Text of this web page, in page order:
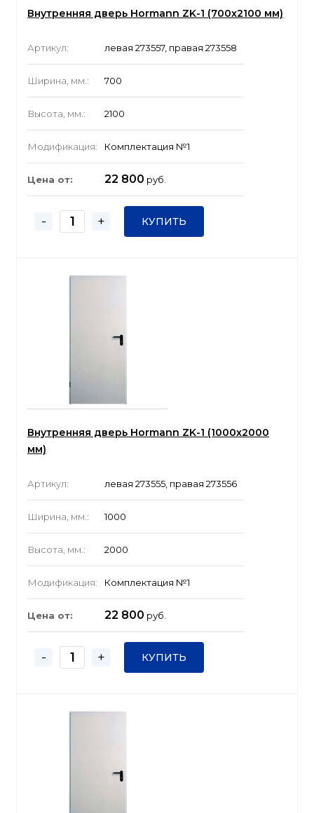
Внутренняя дверь Hormann ZK-1 (700x2100 мм)
Артикул: левая 273557, правая 273558
Ширина, мм.: 700
Высота, мм.: 2100
Модификация: Комплектация №1
Цена от: 22 800 руб.
- + КУПИТЬ
Внутренняя дверь Hormann ZK-1 (1000x2000
мм)
Артикул: левая 273555, правая 273556
Ширина, мм.: 1000
Высота, мм.: 2000
Модификация: Комплектация №1
Цена от: 22 800 руб.
- + КУПИТЬ